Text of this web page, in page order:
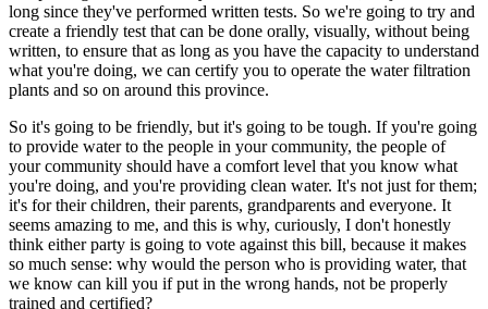
long since they've performed written tests. So we're going to try and
create a friendly test that can be done orally, visually, without being
written, to ensure that as long as you have the capacity to understand
what you're doing, we can certify you to operate the water filtration
plants and so on around this province.
So it's going to be friendly, but it's going to be tough. If you're going
to provide water to the people in your community, the people of
your community should have a comfort level that you know what
you're doing, and you're providing clean water. It's not just for them;
it's for their children, their parents, grandparents and everyone. It
seems amazing to me, and this is why, curiously, I don't honestly
think either party is going to vote against this bill, because it makes
so much sense: why would the person who is providing water, that
we know can kill you if put in the wrong hands, not be properly
trained and certified?